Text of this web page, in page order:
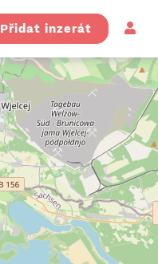
Přidat inzerát